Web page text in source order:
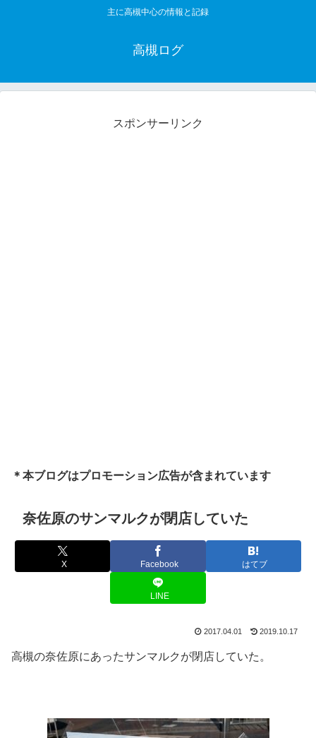
主に高槻中心の情報と記録
高槻ログ
スポンサーリンク
＊本ブログはプロモーション広告が含まれています
奈佐原のサンマルクが閉店していた
X Facebook はてブ
LINE
2017.04.01 2019.10.17
高槻の奈佐原にあったサンマルクが閉店していた。